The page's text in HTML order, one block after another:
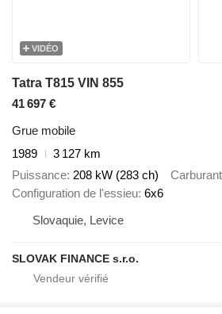
VIDÉO
Tatra T815 VIN 855
41 697 €
Grue mobile
1989
3 127 km
Puissance 208 kW (283 ch) Carburant
Configuration de l'essieu 6x6
Slovaquie, Levice
SLOVAK FINANCE s.r.o.